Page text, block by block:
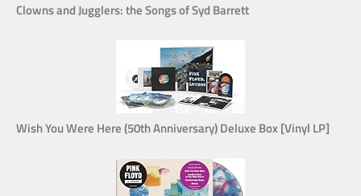
Clowns and Jugglers: the Songs of Syd Barrett
Wish You Were Here (50th Anniversary) Deluxe Box [Vinyl LP]